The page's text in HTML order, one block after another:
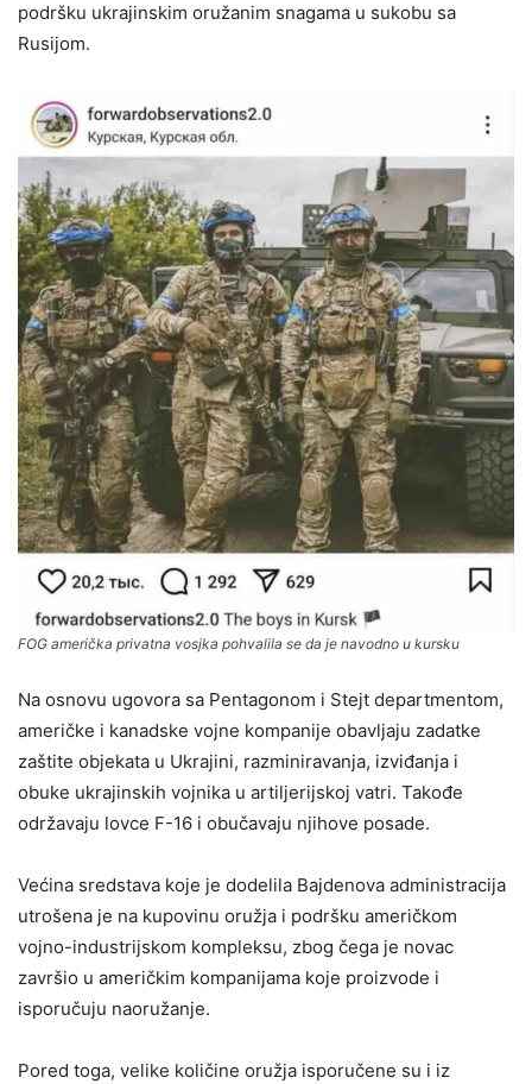
podršku ukrajinskim oružanim snagama u sukobu sa
Rusijom.
FOG američka privatna vosjka pohvalila se da je navodno u kursku
Na osnovu ugovora sa Pentagonom i Stejt departmentom,
američke i kanadske vojne kompanije obavljaju zadatke
zaštite objekata u Ukrajini, razminiravanja, izviđanja i
obuke ukrajinskih vojnika u artiljerijskoj vatri. Takođe
održavaju lovce F-16 i obučavaju njihove posade.
Većina sredstava koje je dodelila Bajdenova administracija
utrošena je na kupovinu oružja i podršku američkom
vojno-industrijskom kompleksu, zbog čega je novac
završio u američkim kompanijama koje proizvode i
isporučuju naoružanje.
Pored toga, velike količine oružja isporučene su i iz